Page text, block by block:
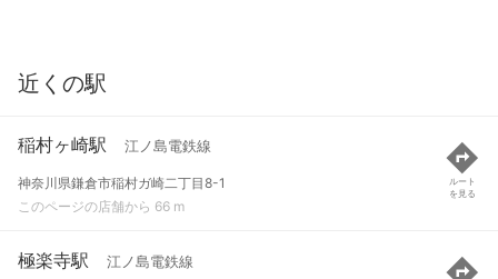
近くの駅
稲村ヶ崎駅 江ノ島電鉄線
神奈川県鎌倉市稲村ガ崎二丁目8-1
このページの店舗から 66 m
ルート
を見る
極楽寺駅 江ノ島電鉄線